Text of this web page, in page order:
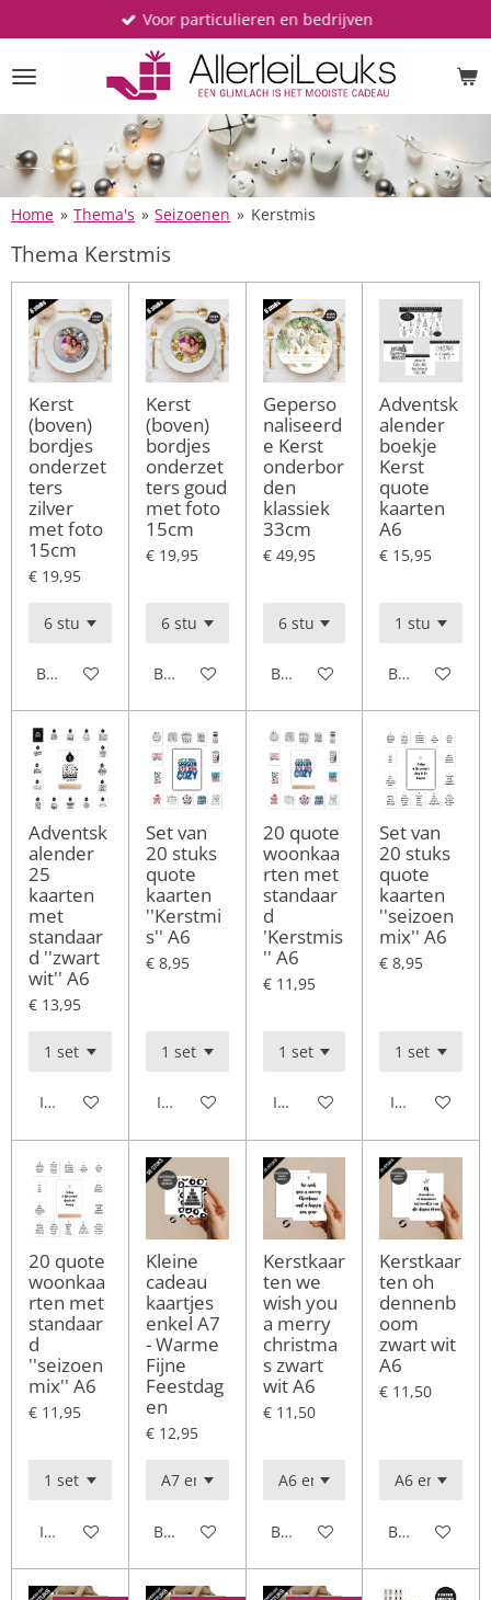
direct
naar
de
hoofdinhoud
Voor particulieren en bedrijven
Home » Thema's » Seizoenen » Kerstmis
Thema Kerstmis
Kerst
(boven)
bordjes
onderzet
ters
zilver
met foto
15cm
€ 19,95
Bekijk details
Kerst
(boven)
bordjes
onderzet
ters goud
met foto
15cm
€ 19,95
Bekijk details
Geperso
naliseerd
e Kerst
onderbor
den
klassiek
33cm
€ 49,95
Bekijk details
Adventsk
alender
boekje
Kerst
quote
kaarten
A6
€ 15,95
Bekijk details
Adventsk
alender
25
kaarten
met
standaar
d ''zwart
wit'' A6
€ 13,95
In winkelwagen
Set van
20 stuks
quote
kaarten
''Kerstmi
s'' A6
€ 8,95
In winkelwagen
20 quote
woonkaa
rten met
standaar
d
'Kerstmis
'' A6
€ 11,95
In winkelwagen
Set van
20 stuks
quote
kaarten
''seizoen
mix'' A6
€ 8,95
In
20 quote
woonkaa
rten met
standaar
d
''seizoen
mix'' A6
€ 11,95
In winkelwagen
Kleine
cadeau
kaartjes
enkel A7
- Warme
Fijne
Feestdag
en
€ 12,95
Bekijk details
Kerstkaar
ten we
wish you
a merry
christma
s zwart
wit A6
€ 11,50
Bekijk details
Kerstkaar
ten oh
dennenb
oom
zwart wit
A6
€ 11,50
Bekijk details